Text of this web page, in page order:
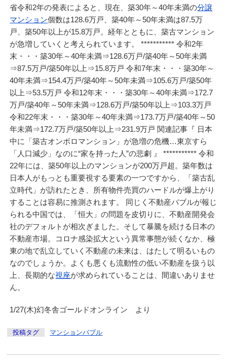
省令和2年の発表によると、現在、築30年～40年未満の分譲
マンション個数は128.6万戸、築40年～50年未満は87.5万
戸、築50年以上が15.8万戸。経年とともに、築古マンション
が急増していくと考えられています。 *********** 令和2年
末・・・築30年～40年未満⇒128.6万戸/築40年～50年未満
⇒87.5万戸/築50年以上⇒15.8万戸 令和7年末・・・築30年～
40年未満⇒154.4万戸/築40年～50年未満⇒105.6万戸/築50年
以上⇒53.5万戸 令和12年末・・・築30年～40年未満⇒172.7
万戸/築40年～50年未満⇒128.6万戸/築50年以上⇒103.3万戸
令和22年末・・・築30年～40年未満⇒173.7万戸/築40年～50
年未満⇒172.7万戸/築50年以上⇒231.9万戸 関連記事『 日本
中に「築古オンボロマンション」が急増の危機…東京すら
「人口減少」なのに“家を持った人”の悲劇 』 *********** 令和
22年には、築50年以上のマンションが200万戸超。築年数は
日本人がもっとも重要視する要素の一つですから、「築古乱
立時代」が訪れたとき、所有物件売買のハードルが爆上がり
することは容易に推測されます。 同じく不動産バブルが報じ
られる中国では、「恒大」の問題を皮切りに、不動産開発会
社のデフォルトが相次ぎました。そして暴騰を続ける日本の
不動産市場。コロナ感染拡大という異常事態が続くなか、極
東の地で乱立していく不動産の未来は、はたして明るいもの
なのでしょうか。よくも悪くも流動性の低い不動産を扱う以
上、長期的な視座が求められていることは、間違いありませ
ん。
1/27(木)幻冬舎ゴールドオンライン より
投稿タグ マンションバブル